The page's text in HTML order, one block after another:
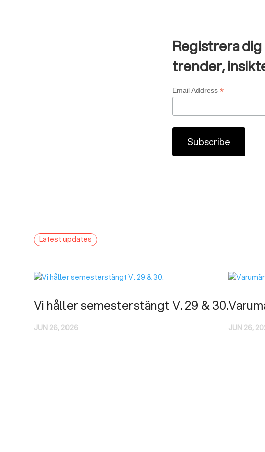
Registrera
trender,
Email Address *
Latest updates
Vi håller semesterstängt V. 29 & 30.
JUN 26, 2026 JUN 26,